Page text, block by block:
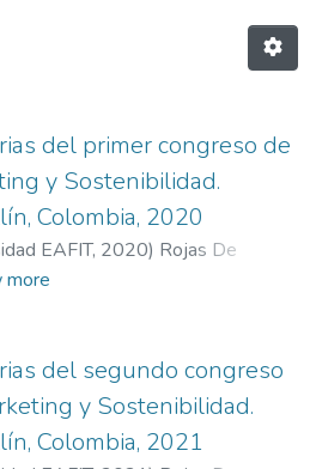
del primer congreso de
y Sostenibilidad.
Colombia, 2020
EAFIT, 2020) Rojas De
Laura Isabel
more
del segundo congreso
y Sostenibilidad.
Colombia, 2021